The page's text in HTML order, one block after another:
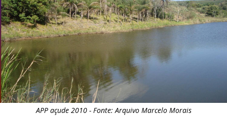
APP açude 2010 - Fonte: Arquivo Marcelo Morais